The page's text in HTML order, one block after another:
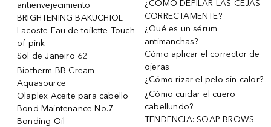
antienvejecimiento
BRIGHTENING BAKUCHIOL
Lacoste Eau de toilette Touch
of pink
Sol de Janeiro 62
Biotherm BB Cream
Aquasource
Olaplex Aceite para cabello
Bond Maintenance No.7
Bonding Oil
¿CÓMO DEPILAR LAS CEJAS
CORRECTAMENTE?
¿Qué es un sérum
antimanchas?
Cómo aplicar el corrector de
ojeras
¿Cómo rizar el pelo sin calor?
¿Cómo cuidar el cuero
cabellundo?
TENDENCIA: SOAP BROWS